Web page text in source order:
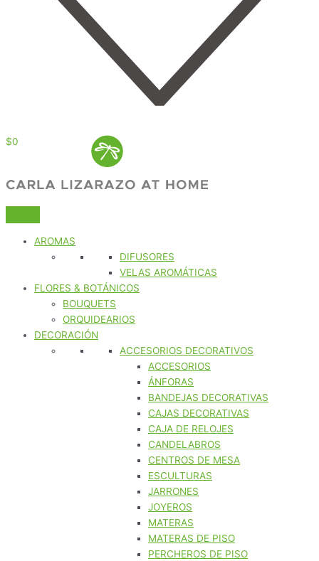
$0
AROMAS
DIFUSORES
VELAS AROMÁTICAS
FLORES & BOTÁNICOS
BOUQUETS
ORQUIDEARIOS
DECORACIÓN
ACCESORIOS DECORATIVOS
ACCESORIOS
ÁNFORAS
BANDEJAS DECORATIVAS
CAJAS DECORATIVAS
CAJA DE RELOJES
CANDELABROS
CENTROS DE MESA
ESCULTURAS
JARRONES
JOYEROS
MATERAS
MATERAS DE PISO
PERCHEROS DE PISO